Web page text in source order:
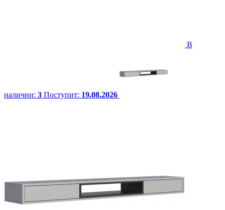
В
наличии: 3 Поступит: 19.08.2026